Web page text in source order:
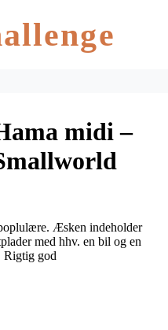
midi –
Æsken indeholder
med hhv. en bil og en
Rigtig god